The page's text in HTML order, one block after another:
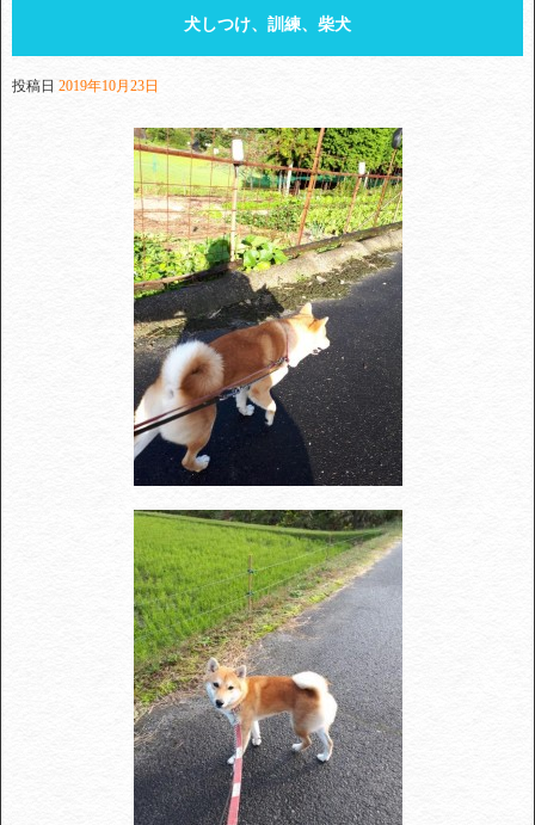
犬しつけ、訓練、柴犬
投稿日 2019年10月23日